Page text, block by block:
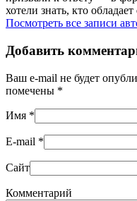
хотели знать, кто
Посмотреть все записи
Добавить
Ваш e-mail не будет
помечены *
Имя *
E-mail *
Сайт
Комментарий